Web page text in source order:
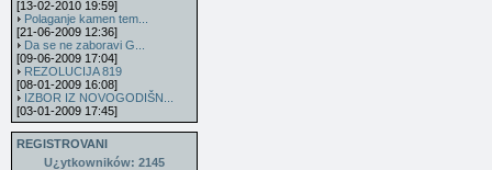
[13-02-2010 19:59]
Polaganje kamen tem...
[21-06-2009 12:36]
Da se ne zaboravi G...
[09-06-2009 17:04]
REZOLUCIJA 819
[08-01-2009 16:08]
IZBOR IZ NOVOGODIŠN...
[03-01-2009 17:45]
REGISTROVANI
U¿ytkowników: 2145